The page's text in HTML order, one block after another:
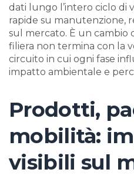
dati lungo l’intero ciclo di
rapide su manutenzione,
sul mercato. È un cambio
filiera non termina con la
circuito in cui ogni fase
impatto ambientale e
Prodotti,
mobilità:
visibili sul